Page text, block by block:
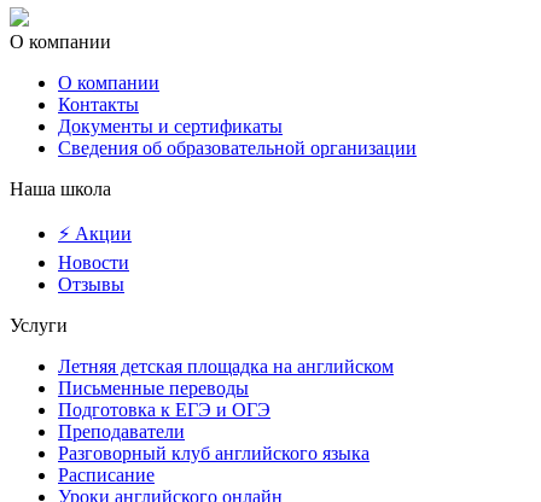
О компании
О компании
Контакты
Документы и сертификаты
Сведения об образовательной организации
Наша школа
⚡ Акции
Новости
Отзывы
Услуги
Летняя детская площадка на английском
Письменные переводы
Подготовка к ЕГЭ и ОГЭ
Преподаватели
Разговорный клуб английского языка
Расписание
Уроки английского онлайн